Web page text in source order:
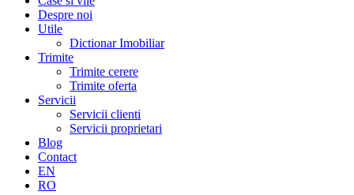
Despre noi
Utile
Dictionar Imobiliar
Trimite
Trimite cerere
Trimite oferta
Servicii
Servicii clienti
Servicii proprietari
Blog
Contact
EN
RO